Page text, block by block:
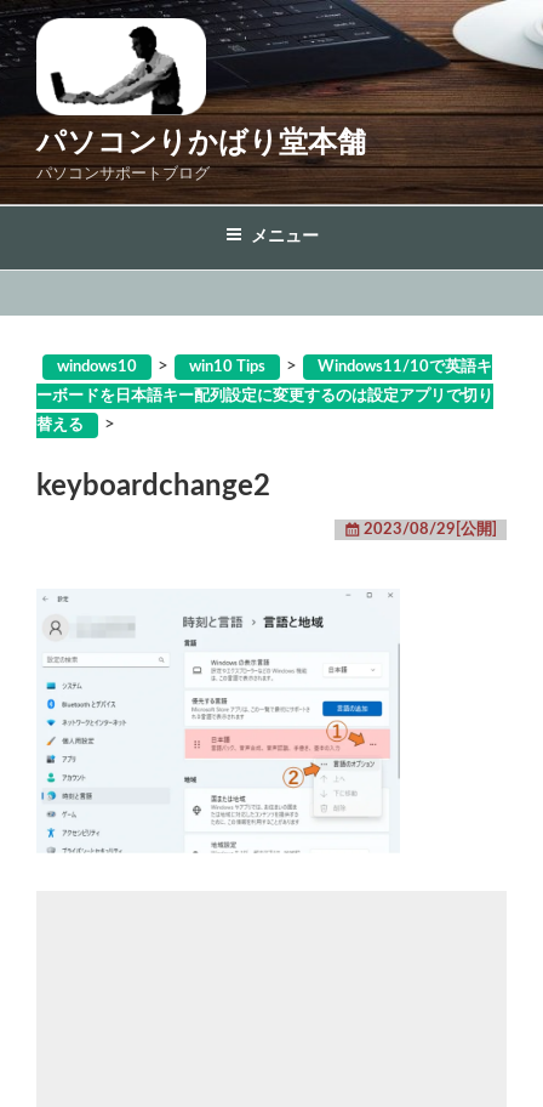
コ
ン
テ
ス
プ
パソコンりかばり堂本舗
パソコンサポートブログ
メニュー
windows10 > win10 Tips >
Windows11/10で英語キ
ーボードを日本語キー配列設定に変更するのは設定アプリで切り
替える
>
keyboardchange2
2023/08/29[公開]